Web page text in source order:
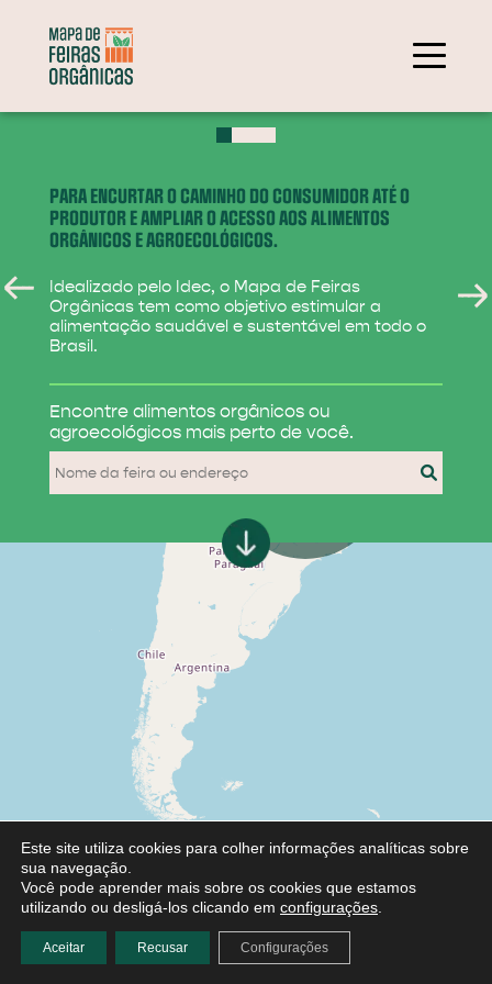
PARA ENCURTAR O CAMINHO DO CONSUMIDOR ATÉ O
PRODUTOR E AMPLIAR O ACESSO AOS ALIMENTOS
ORGÂNICOS E AGROECOLÓGICOS.
Idealizado pelo Idec, o Mapa de Feiras
Orgânicas tem como objetivo estimular a
alimentação saudável e sustentável em todo o
Brasil.
Encontre alimentos orgânicos ou
agroecológicos mais perto de você.
284
31
Este site utiliza cookies para colher informações analíticas sobre
sua navegação.
Você pode aprender mais sobre os cookies que estamos
utilizando ou desligá-los clicando em configurações
Aceitar Recusar Configurações